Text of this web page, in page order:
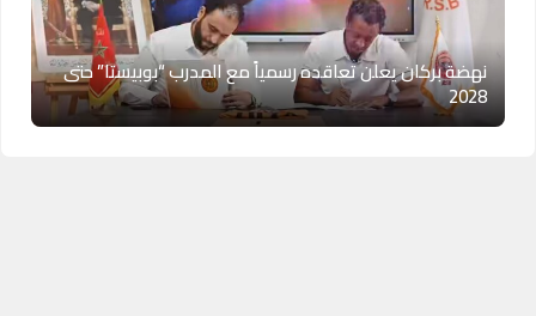
نهضة بركان يعلن تعاقده رسمياً مع المدرب “بوبيستا” حتى
2028